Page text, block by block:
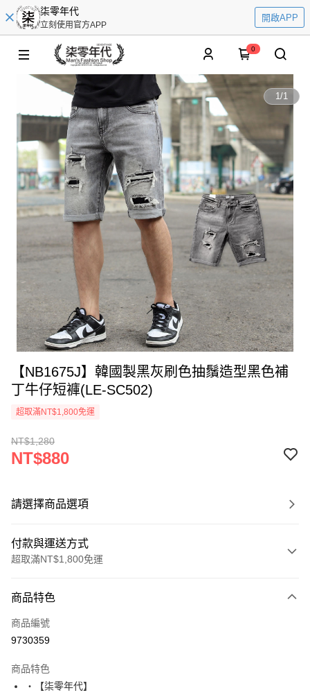
柒零年代
立刻使用官方APP
開啟APP
0
1/1
【NB1675J】韓國製黑灰刷色抽鬚造型黑色補
丁牛仔短褲(LE-SC502)
超取滿NT$1,800免運
NT$1,280
NT$880
請選擇商品選項
付款與運送方式
超取滿NT$1,800免運
信用卡一次付款
超商取貨付款
Apple Pay
商品特色
商品編號
9730359
商品特色
‧【柒零年代】